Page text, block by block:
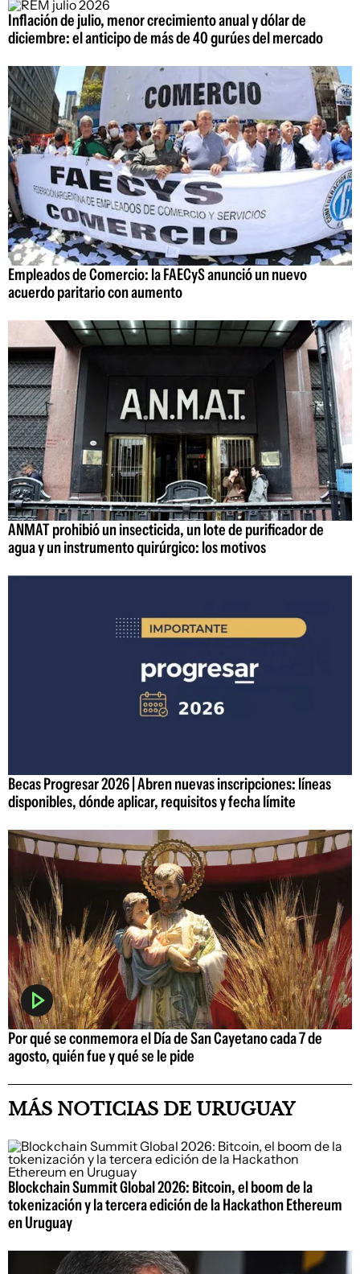
Inflación de julio, menor crecimiento anual y dólar de
diciembre: el anticipo de más de 40 gurúes del mercado
Empleados de Comercio: la FAECyS anunció un nuevo
acuerdo paritario con aumento
ANMAT prohibió un insecticida, un lote de purificador de
agua y un instrumento quirúrgico: los motivos
Becas Progresar 2026 | Abren nuevas inscripciones: líneas
disponibles, dónde aplicar, requisitos y fecha límite
Por qué se conmemora el Día de San Cayetano cada 7 de
agosto, quién fue y qué se le pide
MÁS NOTICIAS DE URUGUAY
Blockchain Summit Global 2026: Bitcoin, el boom de la
tokenización y la tercera edición de la Hackathon Ethereum
en Uruguay